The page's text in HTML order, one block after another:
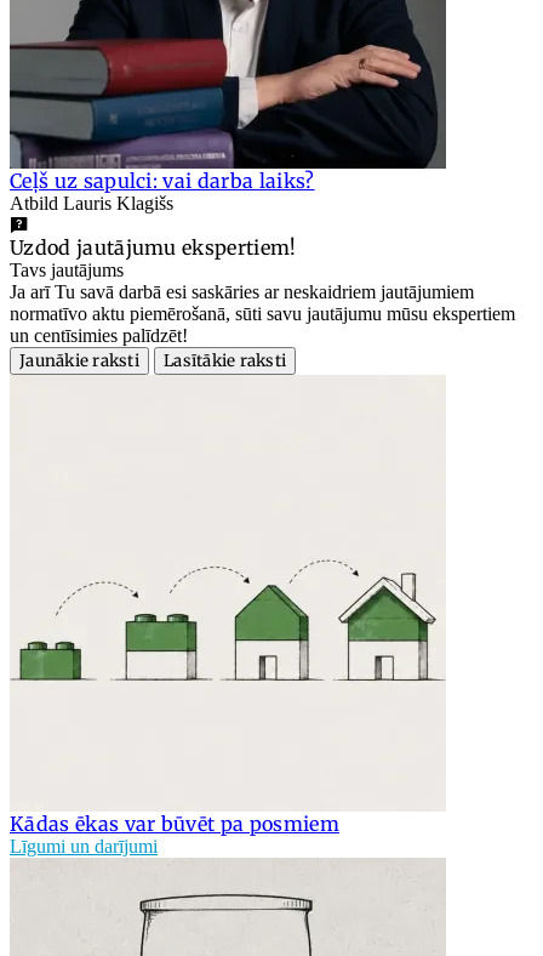
Ceļš uz sapulci: vai darba laiks?
Atbild Lauris Klagišs
Uzdod jautājumu ekspertiem!
Tavs jautājums
Ja arī Tu savā darbā esi saskāries ar neskaidriem jautājumiem
normatīvo aktu piemērošanā, sūti savu jautājumu mūsu ekspertiem
un centīsimies palīdzēt!
Jaunākie raksti
Lasītākie raksti
Kādas ēkas var būvēt pa posmiem
Līgumi un darījumi